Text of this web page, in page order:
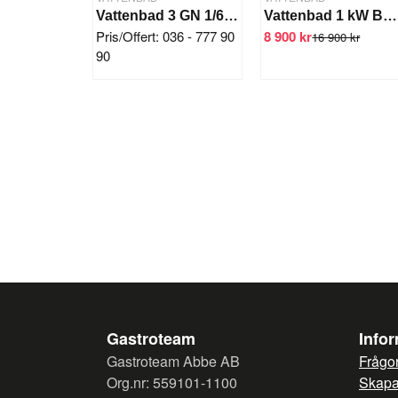
Vattenbad 3 GN 1/6, 30°C till 100°C
Pris/Offert: 036 - 777 90
90
Vattenbad 1 kW BM4070
16 900 kr
8 900 kr
Gastroteam
Gastroteam Abbe AB
Org.nr: 559101-1100